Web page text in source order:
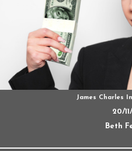
James Charles
20/
Beth